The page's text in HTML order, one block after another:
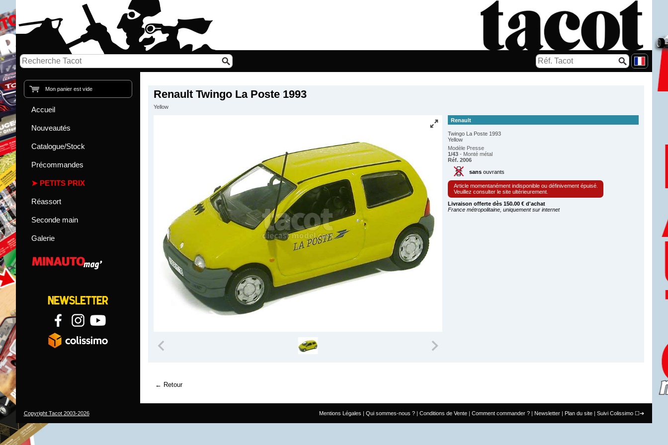
Renault Twingo La Poste 1993
Yellow
Renault
Twingo La Poste 1993
Yellow
Modèle Presse
1/43 - Monté métal
Réf. 2006
sansouvrants
Article momentanément indisponible ou définivement épuisé.
Veuillez consulter le site ultérieurement.
Livraison offerte dès 150.00 € d'achat
France métropolitaine, uniquement sur internet
Retour
Mon panier est vide
Accueil
Nouveautés
Catalogue/Stock
Précommandes
PETITS PRIX
Réassort
Seconde main
Galerie
Mentions Légales Qui sommes-nous ? Conditions de Vente Comment commander ? Newsletter Plan du site Suivi Colissimo
Copyright Tacot 2003-2026